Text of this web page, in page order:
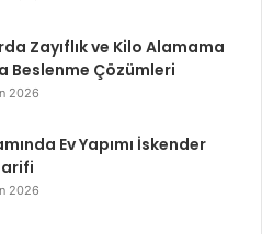
Zayıflık ve Kilo Alamama
Beslenme Çözümleri
2026
Ev Yapımı İskender
2026